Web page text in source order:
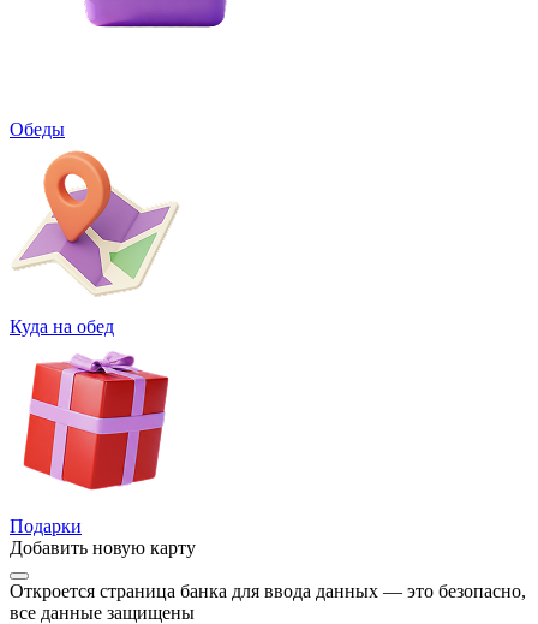
Обеды
Куда на обед
Подарки
Добавить новую карту
Откроется страница банка для ввода данных — это безопасно,
все данные защищены